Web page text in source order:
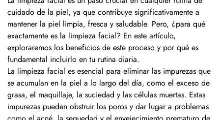
cuidado de la piel, ya que contribuye significativamente a
mantener la piel limpia, fresca y saludable. Pero, ¿para qué
exactamente es la limpieza facial? En este artículo,
exploraremos los beneficios de este proceso y por qué es
fundamental incluirlo en tu rutina diaria.
La limpieza facial es esencial para eliminar las impurezas que
se acumulan en la piel a lo largo del día, como el exceso de
grasa, el maquillaje, la suciedad y las células muertas. Estas
impurezas pueden obstruir los poros y dar lugar a problemas